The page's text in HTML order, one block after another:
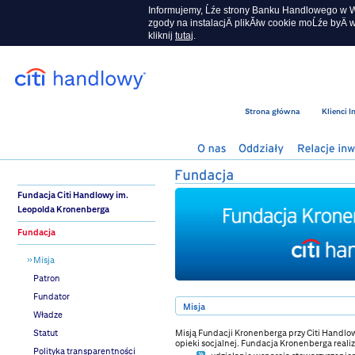
Informujemy, Ĺźe strony Banku Handlowego w
zgody na instalacjÄ plikĂłw cookie moĹźe byÄ
kliknij tutaj.
Strona główna Klienci
Fundacja Citi Handlowy im.
Leopolda Kronenberga
Fundacja
Misja
Patron
Fundator
Władze
Statut
Polityka transparentności
Misja
Misją Fundacji Kronenberga przy Citi
opieki socjalnej. Fundacja Kronenberga